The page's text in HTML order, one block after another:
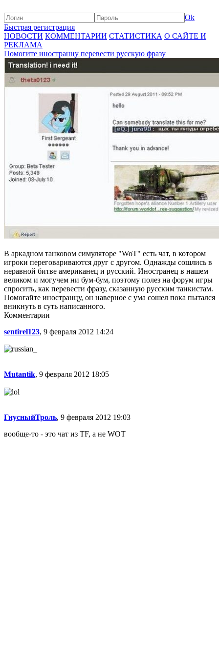
Ok
Быстрая регистрация
НОВОСТИ КОММЕНТАРИИ СТАТИСТИКА О САЙТЕ И
РЕКЛАМА
Помогите иностранцу перевести русскую фразу
В аркадном танковом симуляторе "WoT" есть чат, в котором
игроки переговариваются друг с другом. Однажды сошлись в
неравной битве американец и русский. Иностранец в нашем
великом и могучем ни бум-бум, поэтому полез на форум игры
спросить, как перевести фразу, сказанную русским танкистам.
Помогайте иностранцу, он наверное с ума сошел пока пытался
вникнуть в суть написанного.
Комментарии
sentirel123, 9 февраля 2012 14:24
Mutantik, 9 февраля 2012 18:05
ГнусныйТроль, 9 февраля 2012 19:03
вообще-то - это чат из TF, а не WOT